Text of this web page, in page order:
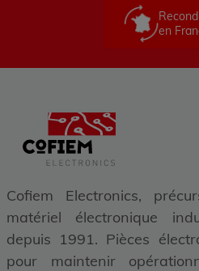
en
Cofiem Electronics,
matériel électronique
depuis 1991. Pièces
pour maintenir